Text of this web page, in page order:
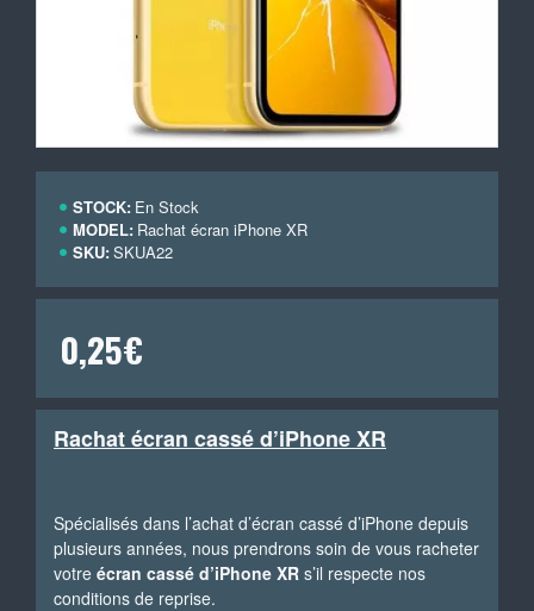
STOCK: En Stock
MODEL: Rachat écran iPhone XR
SKU:SKUA22
0,25€
Rachat écran cassé d’iPhone XR
Spécialisés dans l’achat d’écran cassé d’iPhone depuis
plusieurs années, nous prendrons soin de vous racheter
votre écran cassé d’iPhone XR s’il respecte nos
conditions de reprise.